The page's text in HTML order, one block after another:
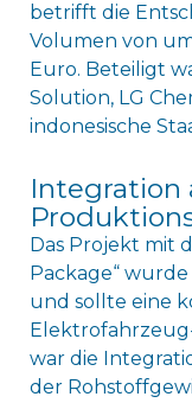
betrifft die
Volumen von
Euro. Beteiligt
Solution, LG
indonesische
Integration
Das Projekt mit
Package“
und sollte eine
war die
der